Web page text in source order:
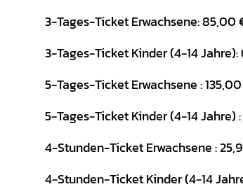
3-Tages-Ticket Erwachsene: 85,00
3-Tages-Ticket Kinder (4-14
5-Tages-Ticket Erwachsene :
5-Tages-Ticket Kinder (4-14 Jahre)
4-Stunden-Ticket Erwachsene :
4-Stunden-Ticket Kinder (4-14